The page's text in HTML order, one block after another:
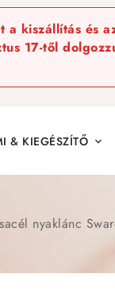
a kiszállítás és
17-től
& KIEGÉSZÍTŐ 
nyaklánc